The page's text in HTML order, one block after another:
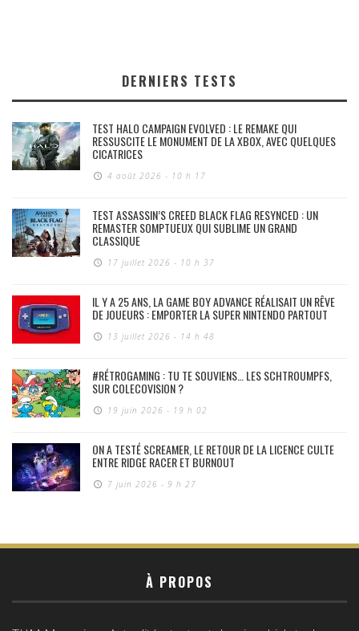
DERNIERS TESTS
TEST HALO CAMPAIGN EVOLVED : LE REMAKE QUI
RESSUSCITE LE MONUMENT DE LA XBOX, AVEC QUELQUES
CICATRICES
4 août 2026 - 10 h 17
TEST ASSASSIN’S CREED BLACK FLAG RESYNCED : UN
REMASTER SOMPTUEUX QUI SUBLIME UN GRAND
CLASSIQUE
17 juillet 2026 - 10 h 37
IL Y A 25 ANS, LA GAME BOY ADVANCE RÉALISAIT UN RÊVE
DE JOUEURS : EMPORTER LA SUPER NINTENDO PARTOUT
13 juillet 2026 - 14 h 48
#RÉTROGAMING : TU TE SOUVIENS… LES SCHTROUMPFS,
SUR COLECOVISION ?
19 juin 2026 - 19 h 02
ON A TESTÉ SCREAMER, LE RETOUR DE LA LICENCE CULTE
ENTRE RIDGE RACER ET BURNOUT
7 juin 2026 - 9 h 27
À PROPOS